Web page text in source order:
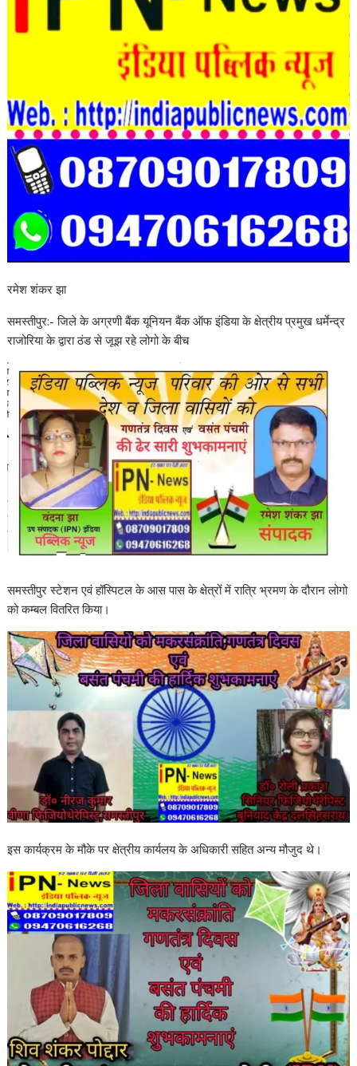
रमेश शंकर झा
समस्तीपुर:- जिले के अग्रणी बैंक यूनियन बैंक ऑफ इंडिया के क्षेत्रीय प्रमुख धर्मेन्द्र
राजोरिया के द्वारा ठंड से जूझ रहे लोगो के बीच
समस्तीपुर स्टेशन एवं हॉस्पिटल के आस पास के क्षेत्रों में रात्रि भ्रमण के दौरान लोगो
को कम्बल वितरित किया।
इस कार्यक्रम के मौके पर क्षेत्रीय कार्यलय के अधिकारी सहित अन्य मौजुद थे।